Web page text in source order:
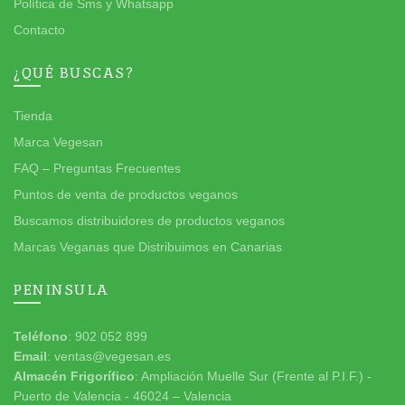
Política de Sms y Whatsapp
Contacto
¿QUÉ BUSCAS?
Tienda
Marca Vegesan
FAQ – Preguntas Frecuentes
Puntos de venta de productos veganos
Buscamos distribuidores de productos veganos
Marcas Veganas que Distribuimos en Canarias
PENINSULA
Teléfono: 902 052 899
Email: ventas@vegesan.es
Almacén Frigorífico: Ampliación Muelle Sur (Frente al P.I.F.) -
Puerto de Valencia - 46024 – Valencia